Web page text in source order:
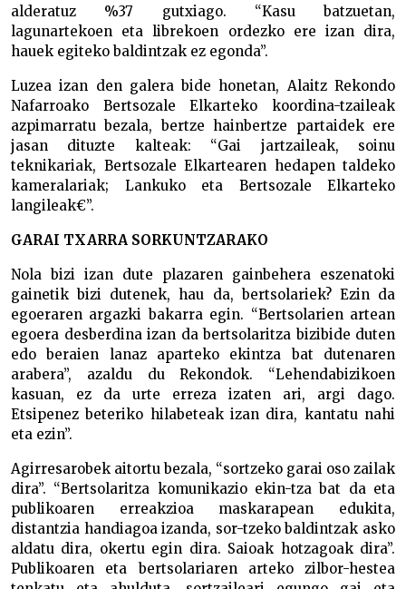
alderatuz %37 gutxiago. “Kasu batzuetan,
lagunartekoen eta librekoen ordezko ere izan dira,
hauek egiteko baldintzak ez egonda”.
Luzea izan den galera bide honetan, Alaitz Rekondo
Nafarroako Bertsozale Elkarteko koordina-tzaileak
azpimarratu bezala, bertze hainbertze partaidek ere
jasan dituzte kalteak: “Gai jartzaileak, soinu
teknikariak, Bertsozale Elkartearen hedapen taldeko
kameralariak; Lankuko eta Bertsozale Elkarteko
langileak€”.
GARAI TXARRA SORKUNTZARAKO
Nola bizi izan dute plazaren gainbehera eszenatoki
gainetik bizi dutenek, hau da, bertsolariek? Ezin da
egoeraren argazki bakarra egin. “Bertsolarien artean
egoera desberdina izan da bertsolaritza bizibide duten
edo beraien lanaz aparteko ekintza bat dutenaren
arabera”, azaldu du Rekondok. “Lehendabizikoen
kasuan, ez da urte erreza izaten ari, argi dago.
Etsipenez beteriko hilabeteak izan dira, kantatu nahi
eta ezin”.
Agirresarobek aitortu bezala, “sortzeko garai oso zailak
dira”. “Bertsolaritza komunikazio ekin-tza bat da eta
publikoaren erreakzioa maskarapean edukita,
distantzia handiagoa izanda, sor-tzeko baldintzak asko
aldatu dira, okertu egin dira. Saioak hotzagoak dira”.
Publikoaren eta bertsolariaren arteko zilbor-hestea